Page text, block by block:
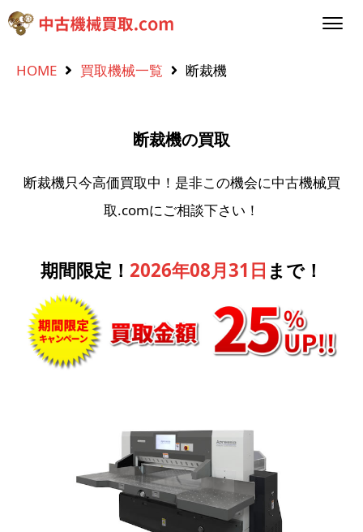
HOME 買取機械一覧 断裁機
断裁機の買取
断裁機只今高価買取中！是非この機会に中古機械買
取.comにご相談下さい！
期間限定！ 2026年08月31日 まで！